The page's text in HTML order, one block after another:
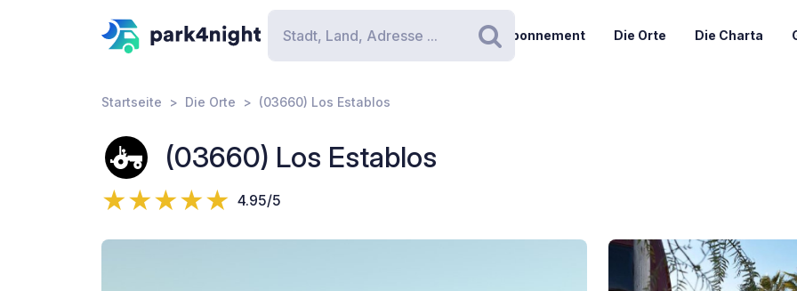
Suchen
Abonnement Die Orte Die Charta
Startseite Die Orte (03660) Los Establos
(03660) Los Establos
4.95/5